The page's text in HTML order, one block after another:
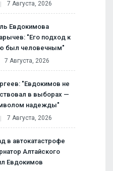
7 Августа, 2026
Евдокимова
"Его подход к
был человечным"
7 Августа, 2026
"Евдокимов не
в выборах —
надежды"
7 Августа, 2026
в автокатастрофе
Алтайского
Евдокимов